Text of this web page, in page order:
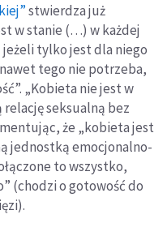
stwierdza już
w stanie (…) w każdej
tylko jest dla niego
tego nie potrzeba,
„Kobieta nie jest w
seksualną bez
że „kobieta jest
jednostką emocjonalno-
to wszystko,
(chodzi o gotowość do